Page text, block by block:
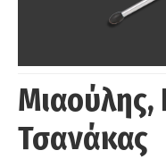
Τσανάκας